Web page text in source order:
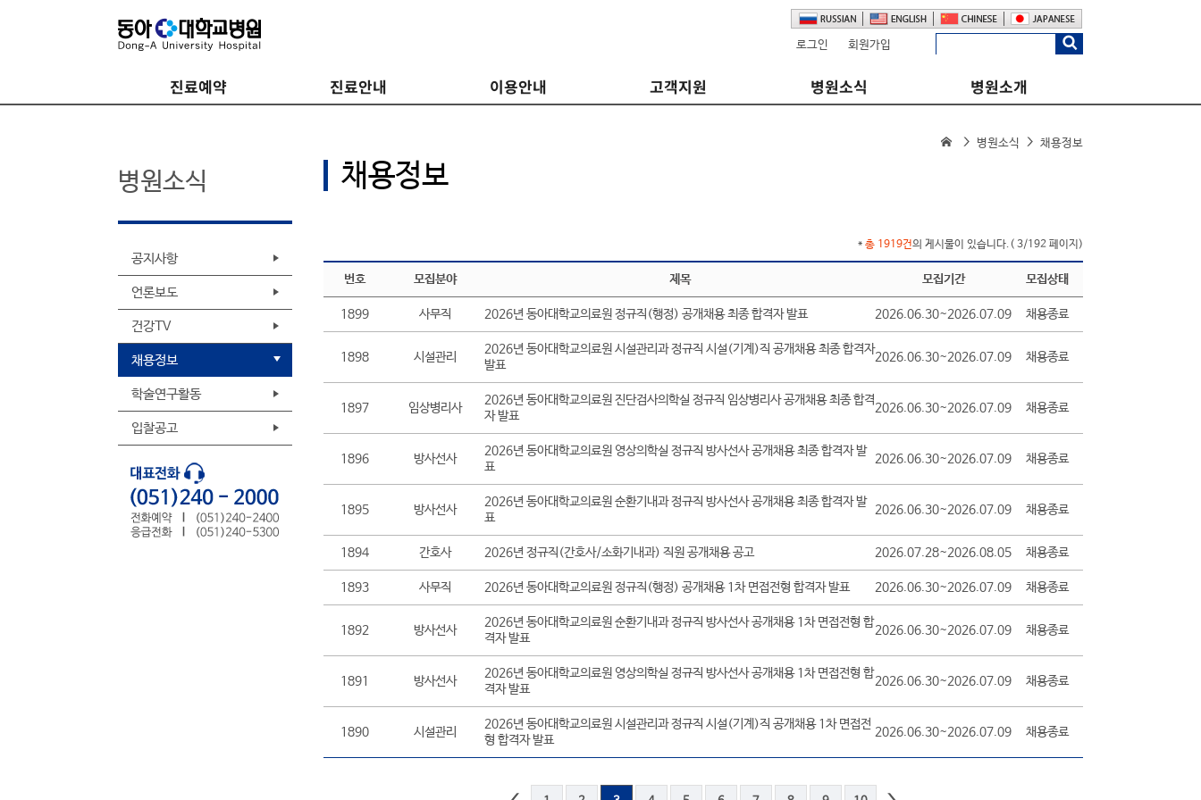
로그인 회원가입
진료예약 진료안내 이용안내 고객지원 병원소식 병원소개
병원소식 채용정보
병원소식
공지사항
언론보도
건강TV
채용정보
학술연구활동
입찰공고
채용정보
* 총 1919건의 게시물이 있습니다.( 3/192 페이지)
번호 모집분야 제목 모집기간 모집상태
1899 사무직 2026년 동아대학교의료원 정규직(행정) 공개채용 최종 합격자 발표 2026.06.30~2026.07.09 채용종료
1898 시설관리
2026년 동아대학교의료원 시설관리과 정규직 시설(기계)직 공개채용 최종 합격자
발표
2026.06.30~2026.07.09 채용종료
1897 임상병리사
2026년 동아대학교의료원 진단검사의학실 정규직 임상병리사 공개채용 최종 합격
자 발표
2026.06.30~2026.07.09 채용종료
1896 방사선사
2026년 동아대학교의료원 영상의학실 정규직 방사선사 공개채용 최종 합격자 발
표
2026.06.30~2026.07.09 채용종료
1895 방사선사
2026년 동아대학교의료원 순환기내과 정규직 방사선사 공개채용 최종 합격자 발
표
2026.06.30~2026.07.09 채용종료
1894 간호사 2026년 정규직(간호사/소화기내과) 직원 공개채용 공고 2026.07.28~2026.08.05 채용종료
1893 사무직 2026년 동아대학교의료원 정규직(행정) 공개채용 1차 면접전형 합격자 발표 2026.06.30~2026.07.09 채용종료
1892 방사선사
2026년 동아대학교의료원 순환기내과 정규직 방사선사 공개채용 1차 면접전형 합
격자 발표
2026.06.30~2026.07.09 채용종료
1891 방사선사
2026년 동아대학교의료원 영상의학실 정규직 방사선사 공개채용 1차 면접전형 합
격자 발표
2026.06.30~2026.07.09 채용종료
1890 시설관리
2026년 동아대학교의료원 시설관리과 정규직 시설(기계)직 공개채용 1차 면접전
형 합격자 발표
2026.06.30~2026.07.09 채용종료